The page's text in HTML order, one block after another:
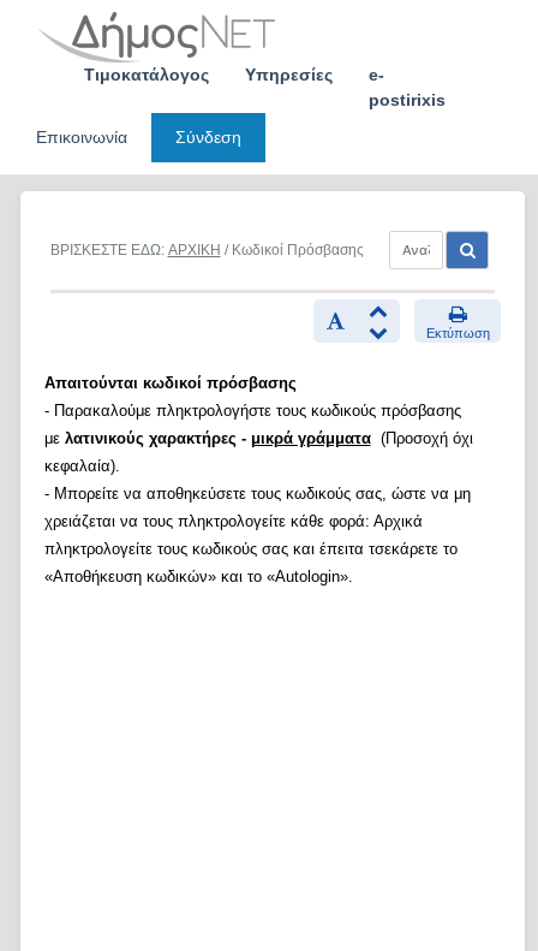
Τιμοκατάλογος Υπηρεσίες
e-
postirixis
Επικοινωνία
Σύνδεση
ΒΡΙΣΚΕΣΤΕ ΕΔΩ: ΑΡΧΙΚΗ / Κωδικοί Πρόσβασης
Εκτύπωση
Απαιτούνται κωδικοί πρόσβασης
- Παρακαλούμε πληκτρολογήστε τους κωδικούς πρόσβασης
με λατινικούς χαρακτήρες - μικρά γράμματα(Προσοχή όχι
κεφαλαία).
- Μπορείτε να αποθηκεύσετε τους κωδικούς σας, ώστε να μη
χρειάζεται να τους πληκτρολογείτε κάθε φορά: Αρχικά
πληκτρολογείτε τους κωδικούς σας και έπειτα τσεκάρετε το
«Αποθήκευση κωδικών» και το «Autologin».